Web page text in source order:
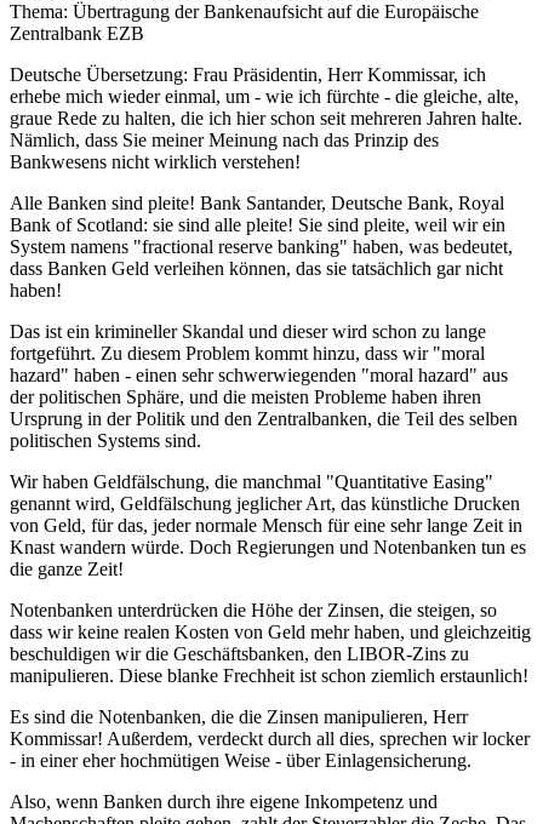
Thema: Übertragung der Bankenaufsicht auf die Europäische
Zentralbank EZB
Deutsche Übersetzung: Frau Präsidentin, Herr Kommissar, ich
erhebe mich wieder einmal, um - wie ich fürchte - die gleiche, alte,
graue Rede zu halten, die ich hier schon seit mehreren Jahren halte.
Nämlich, dass Sie meiner Meinung nach das Prinzip des
Bankwesens nicht wirklich verstehen!
Alle Banken sind pleite! Bank Santander, Deutsche Bank, Royal
Bank of Scotland: sie sind alle pleite! Sie sind pleite, weil wir ein
System namens "fractional reserve banking" haben, was bedeutet,
dass Banken Geld verleihen können, das sie tatsächlich gar nicht
haben!
Das ist ein krimineller Skandal und dieser wird schon zu lange
fortgeführt. Zu diesem Problem kommt hinzu, dass wir "moral
hazard" haben - einen sehr schwerwiegenden "moral hazard" aus
der politischen Sphäre, und die meisten Probleme haben ihren
Ursprung in der Politik und den Zentralbanken, die Teil des selben
politischen Systems sind.
Wir haben Geldfälschung, die manchmal "Quantitative Easing"
genannt wird, Geldfälschung jeglicher Art, das künstliche Drucken
von Geld, für das, jeder normale Mensch für eine sehr lange Zeit in
Knast wandern würde. Doch Regierungen und Notenbanken tun es
die ganze Zeit!
Notenbanken unterdrücken die Höhe der Zinsen, die steigen, so
dass wir keine realen Kosten von Geld mehr haben, und gleichzeitig
beschuldigen wir die Geschäftsbanken, den LIBOR-Zins zu
manipulieren. Diese blanke Frechheit ist schon ziemlich erstaunlich!
Es sind die Notenbanken, die die Zinsen manipulieren, Herr
Kommissar! Außerdem, verdeckt durch all dies, sprechen wir locker
- in einer eher hochmütigen Weise - über Einlagensicherung.
Also, wenn Banken durch ihre eigene Inkompetenz und